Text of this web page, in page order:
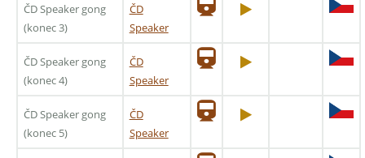
ČD Speaker gong
(konec 3)
ČD
Speaker
ČD Speaker gong
(konec 4)
ČD
Speaker
ČD Speaker gong
(konec 5)
ČD
Speaker